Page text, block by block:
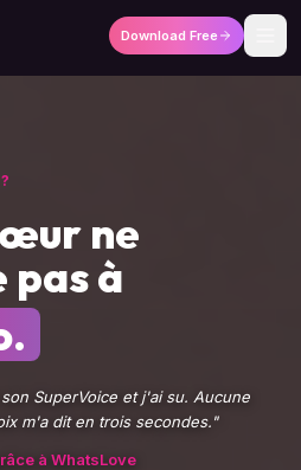
Download Free
ne
pas à
SuperVoice et j'ai su. Aucune
m'a dit en trois secondes."
à WhatsLove